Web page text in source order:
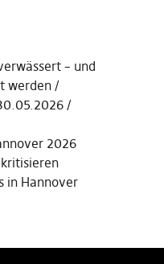
– und
werden
2026
kritisieren
in Hannover